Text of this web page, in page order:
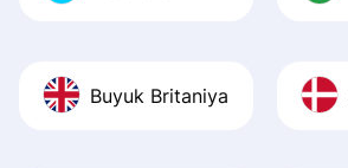
Buyuk Britaniya